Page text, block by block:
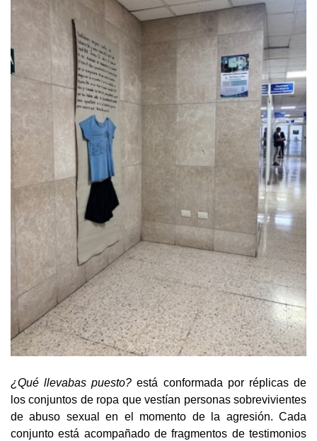
¿Qué llevabas puesto? está conformada por réplicas de
los conjuntos de ropa que vestían personas sobrevivientes
de abuso sexual en el momento de la agresión. Cada
conjunto está acompañado de fragmentos de testimonios